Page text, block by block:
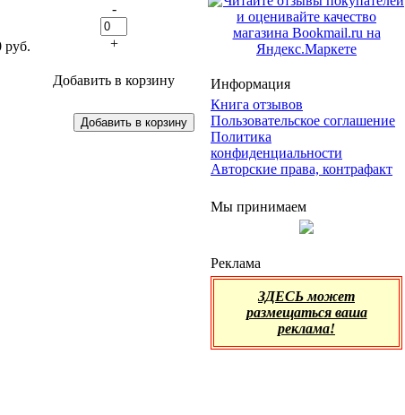
руб.
-
+
Добавить в корзину
Информация
Книга отзывов
Пользовательское соглашение
Политика
конфиденциальности
Авторские права, контрафакт
Мы принимаем
Реклама
ЗДЕСЬ может
размещаться ваша
реклама!